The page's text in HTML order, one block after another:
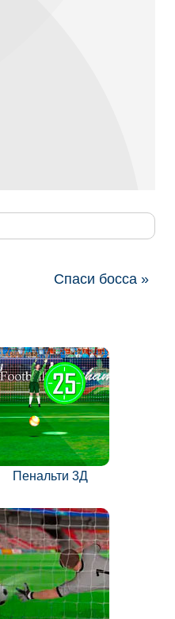
Спаси босса »
Пенальти 3Д